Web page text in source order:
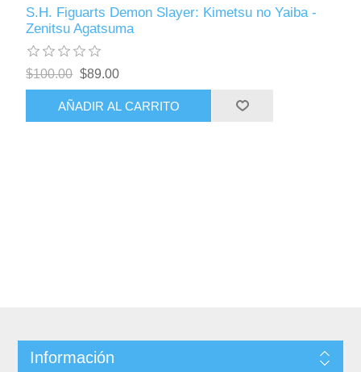
S.H. Figuarts Demon Slayer: Kimetsu no Yaiba -
Zenitsu Agatsuma
$100.00 $89.00
AÑADIR AL CARRITO
Información